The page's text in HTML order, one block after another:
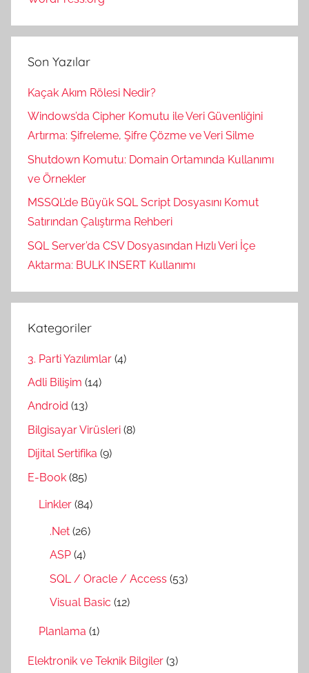
Son Yazılar
Kaçak Akım Rölesi Nedir?
Windows’da Cipher Komutu ile Veri Güvenliğini
Artırma: Şifreleme, Şifre Çözme ve Veri Silme
Shutdown Komutu: Domain Ortamında Kullanımı
ve Örnekler
MSSQL’de Büyük SQL Script Dosyasını Komut
Satırından Çalıştırma Rehberi
SQL Server’da CSV Dosyasından Hızlı Veri İçe
Aktarma: BULK INSERT Kullanımı
Kategoriler
3. Parti Yazılımlar (4)
Adli Bilişim (14)
Android (13)
Bilgisayar Virüsleri (8)
Dijital Sertifika (9)
E-Book (85)
Linkler (84)
.Net (26)
ASP (4)
SQL / Oracle / Access (53)
Visual Basic (12)
Planlama (1)
Elektronik ve Teknik Bilgiler (3)